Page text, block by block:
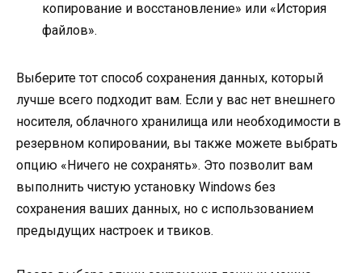
копирование и восстановление» или «История
файлов».
Выберите тот способ сохранения данных, который
лучше всего подходит вам. Если у вас нет внешнего
носителя, облачного хранилища или необходимости в
резервном копировании, вы также можете выбрать
опцию «Ничего не сохранять». Это позволит вам
выполнить чистую установку Windows без
сохранения ваших данных, но с использованием
предыдущих настроек и твиков.